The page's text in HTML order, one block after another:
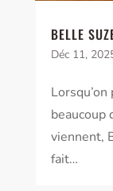
BELLE
Déc 11,
beaucoup
viennent,
fait…